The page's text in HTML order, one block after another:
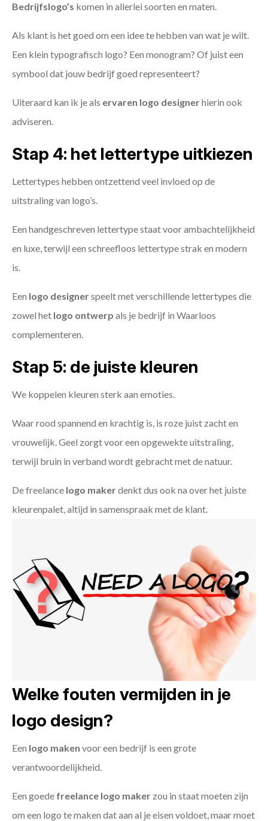
Bedrijfslogo’s komen in allerlei soorten en maten.
Als klant is het goed om een idee te hebben van wat je wilt.
Een klein typografisch logo? Een monogram? Of juist een
symbool dat jouw bedrijf goed representeert?
Uiteraard kan ik je als ervaren logo designerhierin ook
adviseren.
Stap 4: het lettertype uitkiezen
Lettertypes hebben ontzettend veel invloed op de
uitstraling van logo’s.
Een handgeschreven lettertype staat voor ambachtelijkheid
en luxe, terwijl een schreefloos lettertype strak en modern
is.
Een logo designerspeelt met verschillende lettertypes die
zowel het logo ontwerp als je bedrijf in Waarloos
complementeren.
Stap 5: de juiste kleuren
We koppelen kleuren sterk aan emoties.
Waar rood spannend en krachtig is, is roze juist zacht en
vrouwelijk. Geel zorgt voor een opgewekte uitstraling,
terwijl bruin in verband wordt gebracht met de natuur.
De freelance logo makerdenkt dus ook na over het juiste
kleurenpalet, altijd in samenspraak met de klant.
Welke fouten vermijden in je
logo design?
Een logo maken voor een bedrijf is een grote
verantwoordelijkheid.
Een goede freelance logo maker zou in staat moeten zijn
om een logo te maken dat aan al je eisen voldoet, maar moet